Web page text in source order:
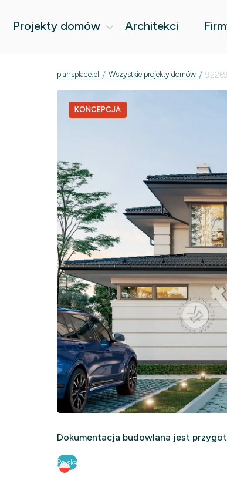
Projekty domów Architekci
plansplace.pl / Wszystkie projekty domów /
KONCEPCJA
Dokumentacja budowlana jest
Polska